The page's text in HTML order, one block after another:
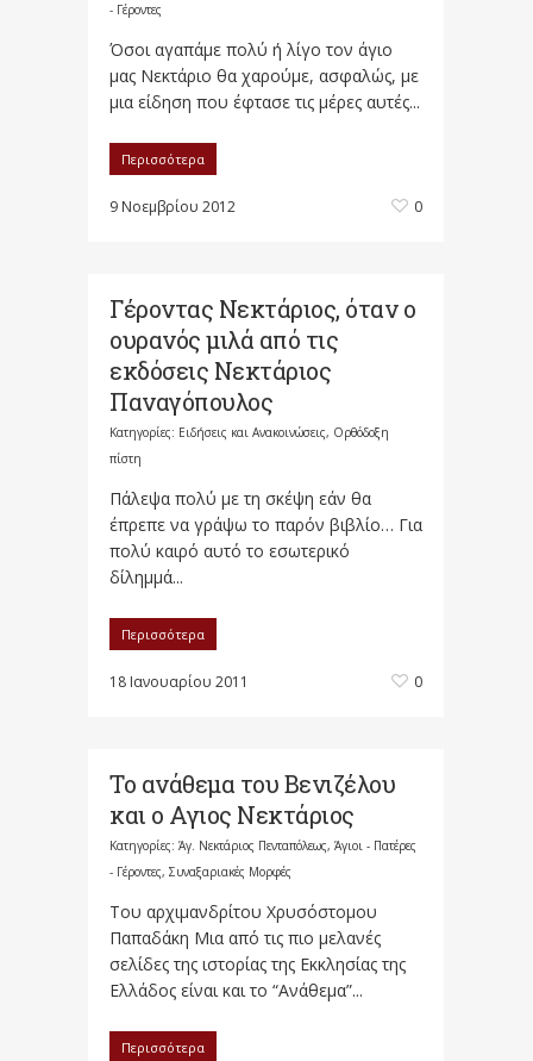
- Γέροντες
Όσοι αγαπάμε πολύ ή λίγο τον άγιο
μας Νεκτάριο θα χαρούμε, ασφαλώς, με
μια είδηση που έφτασε τις μέρες αυτές...
Περισσότερα
9 Νοεμβρίου 2012 0
Γέροντας Νεκτάριος, όταν ο
ουρανός μιλά από τις
εκδόσεις Νεκτάριος
Παναγόπουλος
Κατηγορίες: Ειδήσεις και Ανακοινώσεις, Ορθόδοξη
πίστη
Πάλεψα πολύ με τη σκέψη εάν θα
έπρεπε να γράψω το παρόν βιβλίο… Για
πολύ καιρό αυτό το εσωτερικό
δίλημμά...
Περισσότερα
18 Ιανουαρίου 2011 0
Το ανάθεμα του Βενιζέλου
και ο Αγιος Νεκτάριος
Κατηγορίες: Άγ. Νεκτάριος Πενταπόλεως, Άγιοι - Πατέρες
- Γέροντες, Συναξαριακές Μορφές
Του αρχιμανδρίτου Χρυσόστομου
Παπαδάκη Μια από τις πιο μελανές
σελίδες της ιστορίας της Εκκλησίας της
Ελλάδος είναι και το “Ανάθεμα”...
Περισσότερα